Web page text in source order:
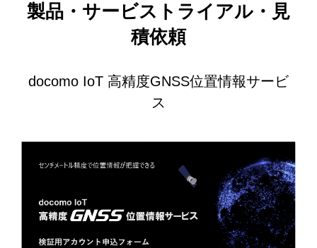
製品・サービストライアル・見
積依頼
docomo IoT 高精度GNSS位置情報サービ
ス